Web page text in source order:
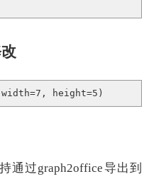
通过graph2office导出到